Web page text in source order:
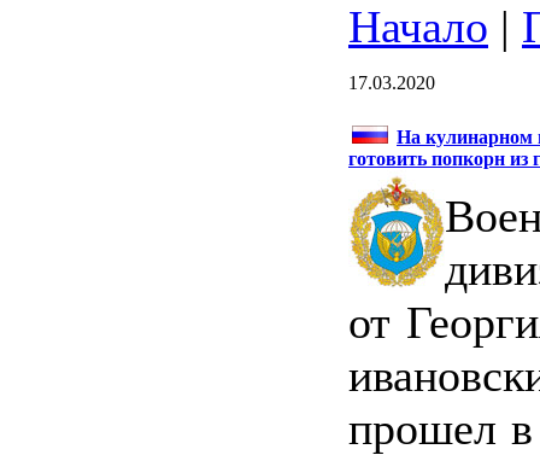
Начало |
17.03.2020
На кулинарном
готовить попкорн из
от
прошел в